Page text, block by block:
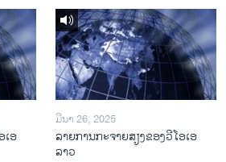
ເອ
ມີນາ 26, 2025
ລາຍການກະຈາຍສຽງຂອງວີໂອເອ
ລາວ